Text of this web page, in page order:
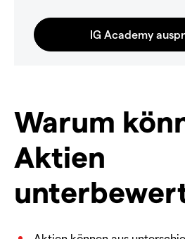
Warum
Aktien